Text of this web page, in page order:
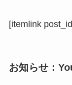
[itemlink
お知らせ：